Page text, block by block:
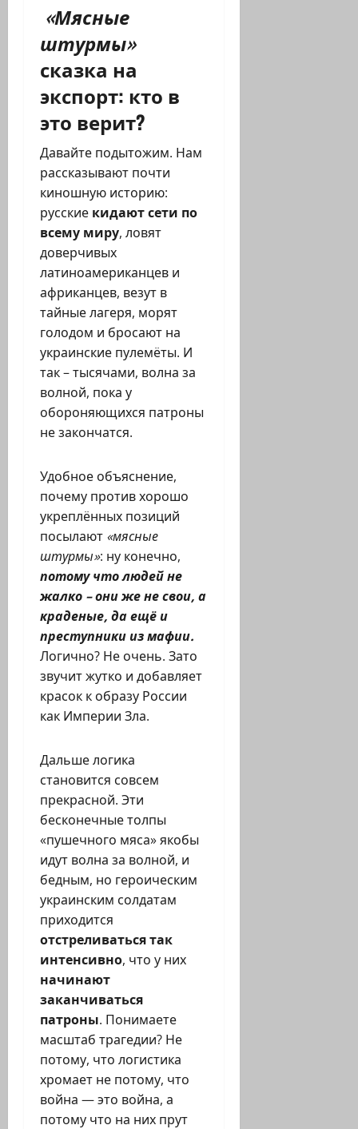
«Мясные
штурмы»
сказка на
экспорт: кто в
это верит?
Давайте подытожим. Нам
рассказывают почти
киношную историю:
русские кидают сети по
всему миру, ловят
доверчивых
латиноамериканцев и
африканцев, везут в
тайные лагеря, морят
голодом и бросают на
украинские пулемёты. И
так – тысячами, волна за
волной, пока у
обороняющихся патроны
не закончатся.
Удобное объяснение,
почему против хорошо
укреплённых позиций
посылают «мясные
штурмы»: ну конечно,
потому что людей не
жалко – они же не свои, а
краденые, да ещё и
преступники из мафии.
Логично? Не очень. Зато
звучит жутко и добавляет
красок к образу России
как Империи Зла.
Дальше логика
становится совсем
прекрасной. Эти
бесконечные толпы
«пушечного мяса» якобы
идут волна за волной, и
бедным, но героическим
украинским солдатам
приходится
отстреливаться так
интенсивно, что у них
начинают
заканчиваться
патроны. Понимаете
масштаб трагедии? Не
потому, что логистика
хромает не потому, что
война — это война, а
потому что на них прут